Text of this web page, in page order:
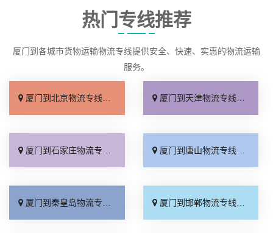
热门专线推荐
厦门到各城市货物运输物流专线提供安全、快速、实惠的物流运输
服务。
厦门到北京物流专线_直达不中转「送货到门」 厦门到天津物流专线_运保时效「高效快运」
厦门到石家庄物流专线_准时准点「多少公里」 厦门到唐山物流专线_全境派送「收费介绍」
厦门到秦皇岛物流专线_高效运输「运保时效」 厦门到邯郸物流专线_物流拼车「全境配送」